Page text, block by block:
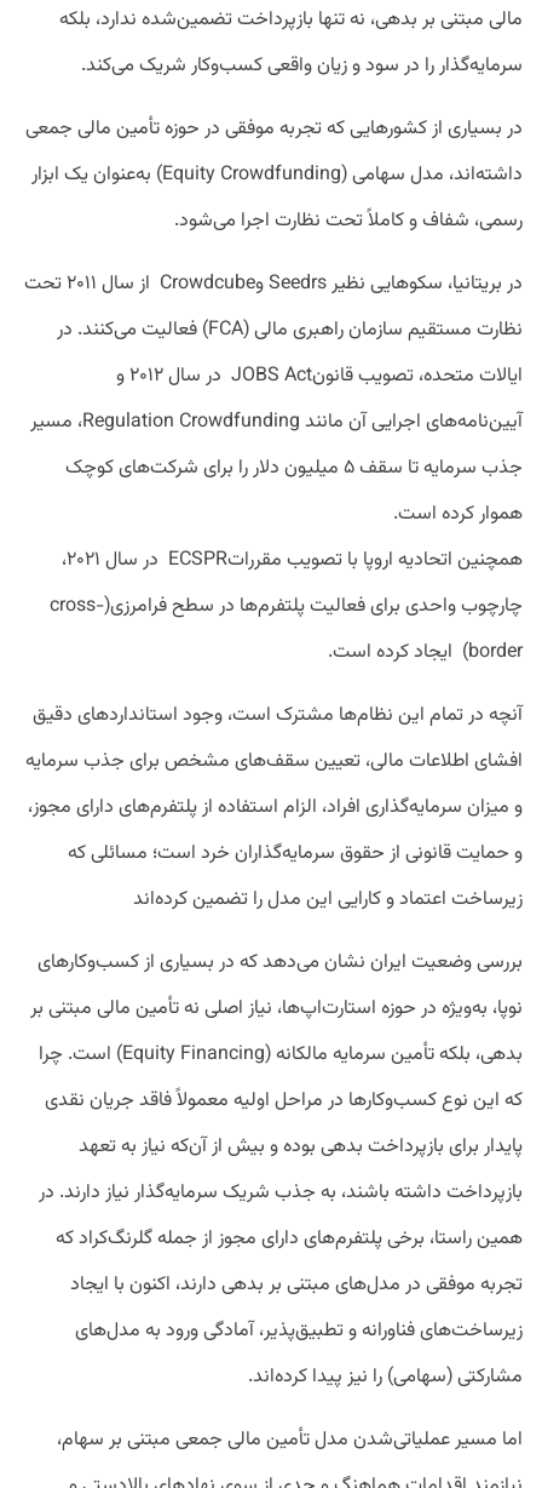
مالی مبتنی بر بدهی، نه تنها بازپرداخت تضمین‌شده ندارد، بلکه
سرمایه‌گذار را در سود و زیان واقعی کسب‌وکار شریک می‌کند.
در بسیاری از کشورهایی که تجربه موفقی در حوزه تأمین مالی جمعی
داشته‌اند، مدل سهامی (Equity Crowdfunding) به‌عنوان یک ابزار
رسمی، شفاف و کاملاً تحت نظارت اجرا می‌شود.
در بریتانیا، سکوهایی نظیر Seedrs وCrowdcube از سال ۲۰۱۱ تحت
نظارت مستقیم سازمان راهبری مالی (FCA) فعالیت می‌کنند. در
ایالات متحده، تصویب قانونJOBS Act در سال ۲۰۱۲ و
آیین‌نامه‌های اجرایی آن مانند Regulation Crowdfunding، مسیر
جذب سرمایه تا سقف ۵ میلیون دلار را برای شرکت‌های کوچک
هموار کرده است.
همچنین اتحادیه اروپا با تصویب مقرراتECSPR در سال ۲۰۲۱،
چارچوب واحدی برای فعالیت پلتفرم‌ها در سطح فرامرزی(cross-
border) ایجاد کرده است.
آنچه در تمام این نظام‌ها مشترک است، وجود استانداردهای دقیق
افشای اطلاعات مالی، تعیین سقف‌های مشخص برای جذب سرمایه
و میزان سرمایه‌گذاری افراد، الزام استفاده از پلتفرم‌های دارای مجوز،
و حمایت قانونی از حقوق سرمایه‌گذاران خرد است؛ مسائلی که
زیرساخت اعتماد و کارایی این مدل را تضمین کرده‌اند
بررسی وضعیت ایران نشان می‌دهد که در بسیاری از کسب‌وکارهای
نوپا، به‌ویژه در حوزه استارت‌اپ‌ها، نیاز اصلی نه تأمین مالی مبتنی بر
بدهی، بلکه تأمین سرمایه مالکانه (Equity Financing) است. چرا
که این نوع کسب‌وکارها در مراحل اولیه معمولاً فاقد جریان نقدی
پایدار برای بازپرداخت بدهی بوده و بیش از آن‌که نیاز به تعهد
بازپرداخت داشته باشند، به جذب شریک سرمایه‌گذار نیاز دارند. در
همین راستا، برخی پلتفرم‌های دارای مجوز از جمله گلرنگ‌کراد که
تجربه موفقی در مدل‌های مبتنی بر بدهی دارند، اکنون با ایجاد
زیرساخت‌های فناورانه و تطبیق‌پذیر، آمادگی ورود به مدل‌های
مشارکتی (سهامی) را نیز پیدا کرده‌اند.
اما مسیر عملیاتی‌شدن مدل تأمین مالی جمعی مبتنی بر سهام،